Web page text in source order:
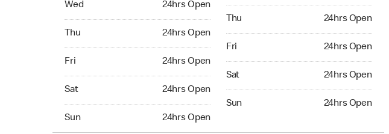
Wed 24hrs Open
Thu 24hrs Open
Fri 24hrs Open
Sat 24hrs Open
Sun 24hrs Open
Thu 24hrs Open
Fri 24hrs Open
Sat 24hrs Open
Sun 24hrs Open